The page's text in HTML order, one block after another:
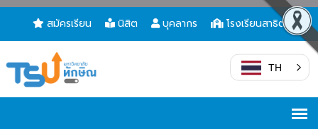
สมัครเรียน นิสิต บุคลากร โรงเรียนสาธิต
TH